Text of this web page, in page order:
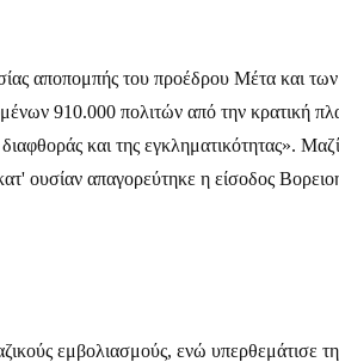
αποπομπής του προέδρου Μέτα και
910.000 πολιτών από την κρατική
και της
ουσίαν απαγορεύτηκε η είσοδος
εμβολιασμούς, ενώ υπερθεμάτισε